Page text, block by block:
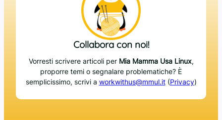
Collabora con noi!
Vorresti scrivere articoli per Mia Mamma Usa Linux,
proporre temi o segnalare problematiche? È
semplicissimo, scrivi a workwithus@mmul.it(Privacy)